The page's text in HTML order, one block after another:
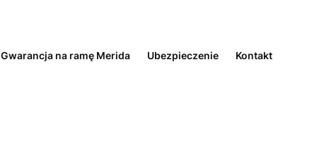
Gwarancja na ramę Merida Ubezpieczenie Kontakt